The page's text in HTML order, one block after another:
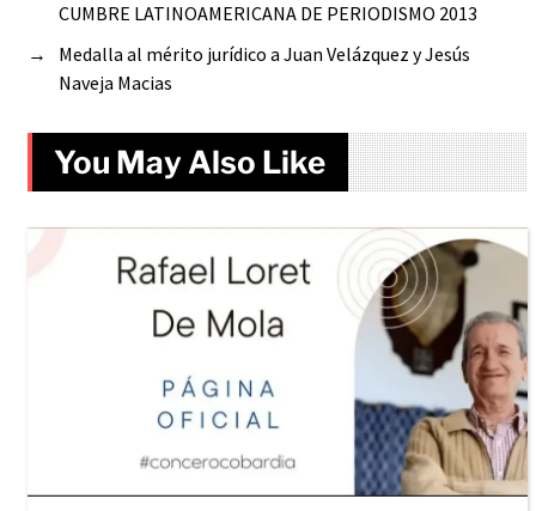
CUMBRE LATINOAMERICANA DE PERIODISMO 2013
→
Medalla al mérito jurídico a Juan Velázquez y Jesús
Naveja Macias
You May Also Like